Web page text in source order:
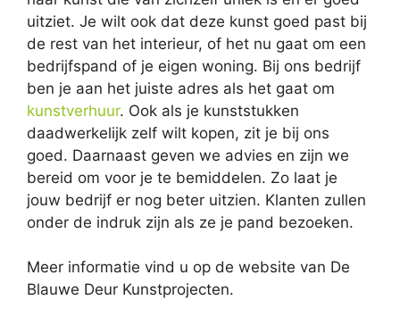
uitziet. Je wilt ook dat deze kunst goed past bij
de rest van het interieur, of het nu gaat om een
bedrijfspand of je eigen woning. Bij ons bedrijf
ben je aan het juiste adres als het gaat om
kunstverhuur. Ook als je kunststukken
daadwerkelijk zelf wilt kopen, zit je bij ons
goed. Daarnaast geven we advies en zijn we
bereid om voor je te bemiddelen. Zo laat je
jouw bedrijf er nog beter uitzien. Klanten zullen
onder de indruk zijn als ze je pand bezoeken.
Meer informatie vind u op de website van De
Blauwe Deur Kunstprojecten.